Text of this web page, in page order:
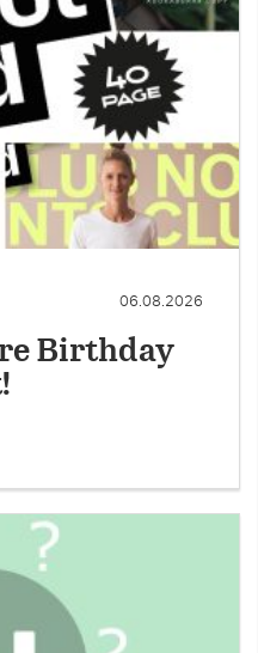
06.08.2026
Birthday